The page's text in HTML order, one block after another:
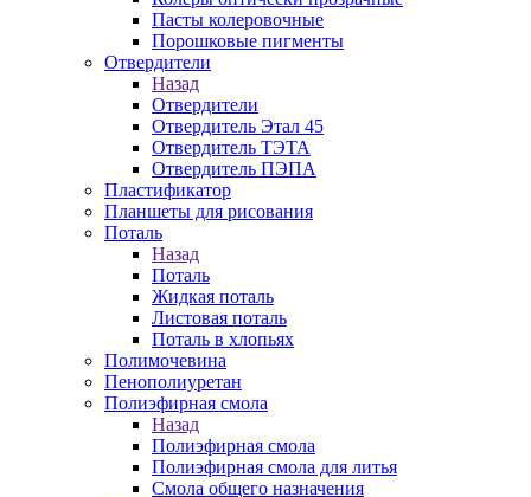
Пасты колеровочные
Порошковые пигменты
Отвердители
Назад
Отвердители
Отвердитель Этал 45
Отвердитель ТЭТА
Отвердитель ПЭПА
Пластификатор
Планшеты для рисования
Поталь
Назад
Поталь
Жидкая поталь
Листовая поталь
Поталь в хлопьях
Полимочевина
Пенополиуретан
Полиэфирная смола
Назад
Полиэфирная смола
Полиэфирная смола для литья
Смола общего назначения